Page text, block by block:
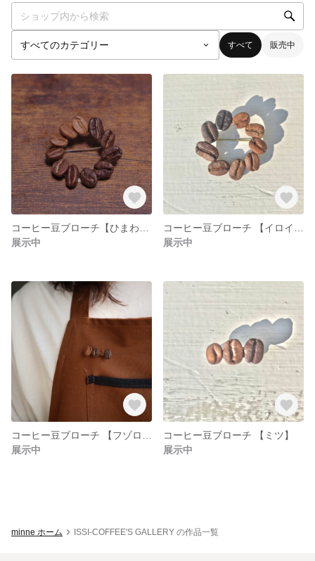
すべて 販売中
展示中
展示中
展示中
コーヒー豆ブローチ 【ミツ】
展示中
minne ホーム ISSI-COFFEE'S GALLERY の作品一覧